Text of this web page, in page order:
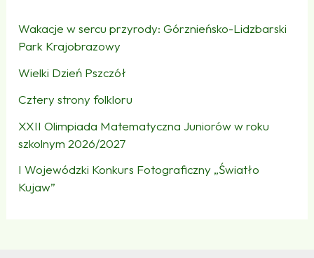
Wakacje w sercu przyrody: Górznieńsko-Lidzbarski
Park Krajobrazowy
Wielki Dzień Pszczół
Cztery strony folkloru
XXII Olimpiada Matematyczna Juniorów w roku
szkolnym 2026/2027
I Wojewódzki Konkurs Fotograficzny „Światło
Kujaw”